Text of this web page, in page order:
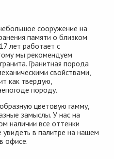
сооружение на
памяти о близком
лет работает с
мы рекомендуем
Гранитная порода
свойствами,
как твердую,
породу.
цветовую гамму,
замыслы. У нас на
наличии все оттенки
в палитре на нашем
офисе.